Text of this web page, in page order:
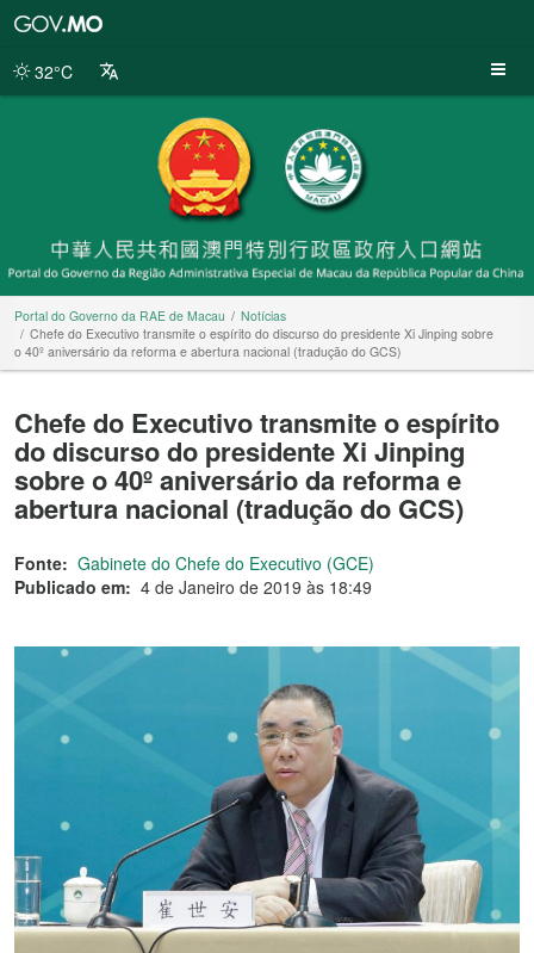
da
32°C
Portal do Governo da RAE de Macau
Notícias
Chefe do Executivo transmite o espírito do discurso do presidente Xi Jinping sobre
o 40º aniversário da reforma e abertura nacional (tradução do GCS)
Chefe do Executivo transmite o espírito
do discurso do presidente Xi Jinping
sobre o 40º aniversário da reforma e
abertura nacional (tradução do GCS)
Fonte: Gabinete do Chefe do Executivo (GCE)
Publicado em: 4 de Janeiro de 2019 às 18:49